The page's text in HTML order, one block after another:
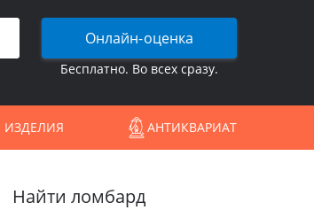
Онлайн-оценка
Бесплатно. Во всех сразу.
АНТИКВАРИАТ
Найти ломбард